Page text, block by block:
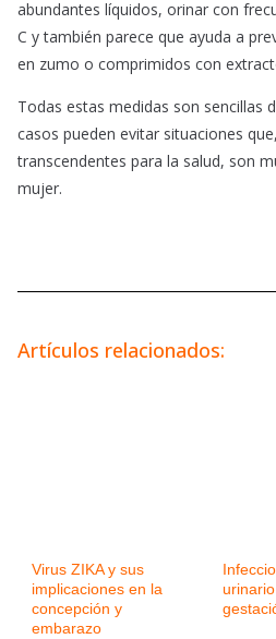
abundantes líquidos, orinar con
C y también parece que ayuda a
en zumo o comprimidos con
Todas estas medidas son sencillas
casos pueden evitar situaciones
transcendentes para la salud, son
mujer.
Artículos relacionados:
Virus ZIKA y sus
implicaciones en la
concepción y
embarazo